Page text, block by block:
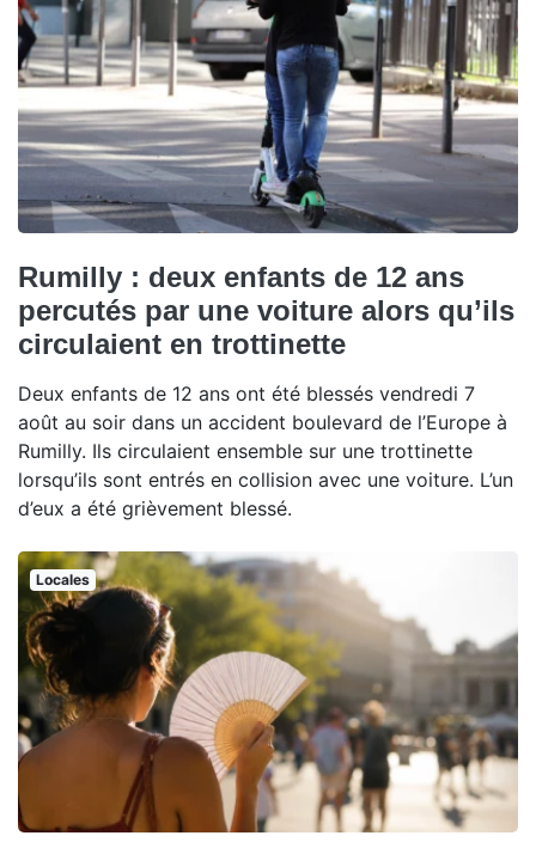
Rumilly : deux enfants de 12 ans
percutés par une voiture alors qu’ils
circulaient en trottinette
Deux enfants de 12 ans ont été blessés vendredi 7
août au soir dans un accident boulevard de l’Europe à
Rumilly. Ils circulaient ensemble sur une trottinette
lorsqu’ils sont entrés en collision avec une voiture. L’un
d’eux a été grièvement blessé.
Locales